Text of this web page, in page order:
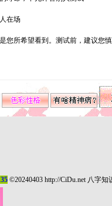
在场
您所希望看到。测试前，建议您
©20240403 http://CiDu.net 八字知